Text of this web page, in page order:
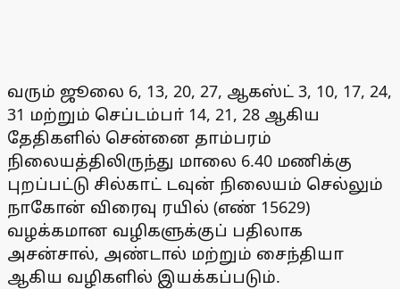
வரும் ஜூலை 6, 13, 20, 27, ஆகஸ்ட் 3, 10, 17, 24,
31 மற்றும் செப்டம்பா் 14, 21, 28 ஆகிய
தேதிகளில் சென்னை தாம்பரம்
நிலையத்திலிருந்து மாலை 6.40 மணிக்கு
புறப்பட்டு சில்காட் டவுன் நிலையம் செல்லும்
நாகோன் விரைவு ரயில் (எண் 15629)
வழக்கமான வழிகளுக்குப் பதிலாக
அசன்சால், அண்டால் மற்றும் சைந்தியா
ஆகிய வழிகளில் இயக்கப்படும்.